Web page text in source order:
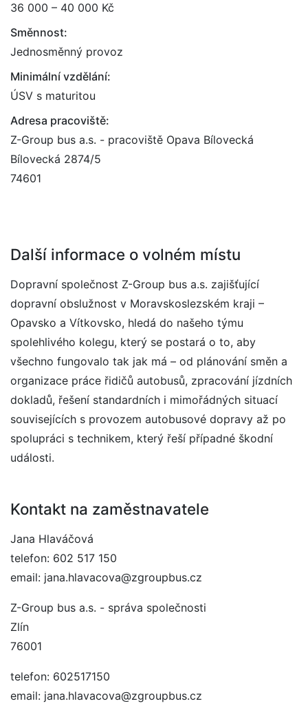
36 000 – 40 000 Kč
Směnnost:
Jednosměnný provoz
Minimální vzdělání:
ÚSV s maturitou
Adresa pracoviště:
Z-Group bus a.s. - pracoviště Opava Bílovecká
Bílovecká 2874/5
74601
Další informace o volném místu
Dopravní společnost Z-Group bus a.s. zajišťující
dopravní obslužnost v Moravskoslezském kraji –
Opavsko a Vítkovsko, hledá do našeho týmu
spolehlivého kolegu, který se postará o to, aby
všechno fungovalo tak jak má – od plánování směn a
organizace práce řidičů autobusů, zpracování jízdních
dokladů, řešení standardních i mimořádných situací
souvisejících s provozem autobusové dopravy až po
spolupráci s technikem, který řeší případné škodní
události.
Kontakt na zaměstnavatele
Jana Hlaváčová
telefon: 602 517 150
email: jana.hlavacova@zgroupbus.cz
Z-Group bus a.s. - správa společnosti
Zlín
76001
telefon: 602517150
email: jana.hlavacova@zgroupbus.cz